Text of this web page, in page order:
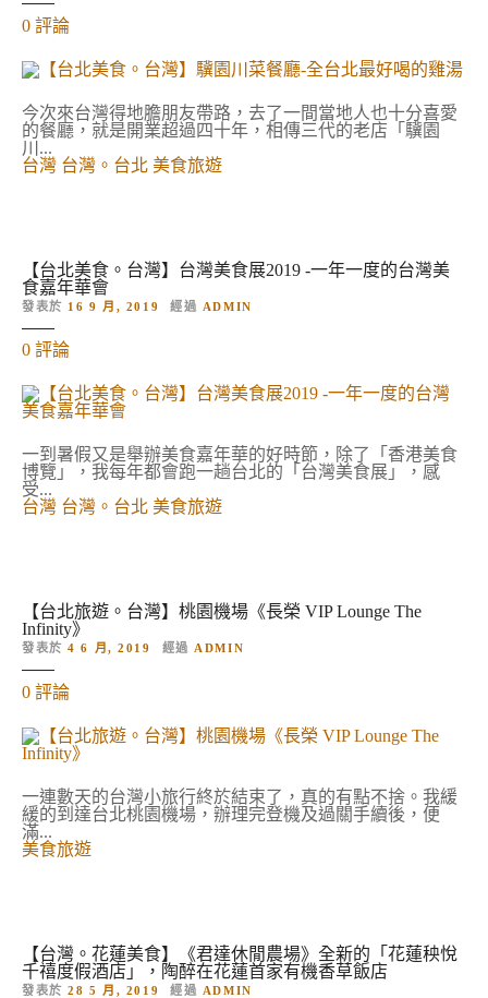
喜
來
大
飯
店
的
0 對
台
北
食
。
台
灣
餐
廳
-
台
北
好
喝
雞
湯
的
評論
今次來台灣得地膽朋友帶路，去了一間當地人也十分喜愛
的餐廳，就是開業超過四十年，相傳三代的老店「驥園
川...
台灣 台灣。台北 美食旅遊
【台北美食。台灣】台灣美食展2019 -一年一度的台灣美
食嘉年華會
發表於 16 9 月, 2019 經過 ADMIN
0 對
台
北
美
。
台
灣
】
2
0
1
-
一
一
度
台
灣
美
食
嘉
評論
一到暑假又是舉辦美食嘉年華的好時節，除了「香港美食
博覽」，我每年都會跑一趟台北的「台灣美食展」，感
受...
台灣 台灣。台北 美食旅遊
【台北旅遊。台灣】桃園機場《長榮 VIP Lounge The
Infinity》
發表於 4 6 月, 2019 經過 ADMIN
0 對
台
北
旅
。
台
灣
】
長
榮
V
評論
一連數天的台灣小旅行終於結束了，真的有點不捨。我緩
緩的到達台北桃園機場，辦理完登機及過關手續後，便
滿...
美食旅遊
【台灣。花蓮美食】《君達休閒農場》全新的「花蓮秧悅
千禧度假酒店」，陶醉在花蓮首家有機香草飯店
發表於 28 5 月, 2019 經過 ADMIN